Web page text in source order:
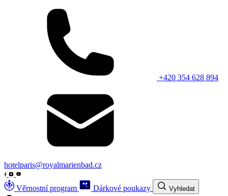
+420 354 628 894
hotelparis@royalmarienbad.cz
Věrnostní program Dárkové poukazy Vyhledat